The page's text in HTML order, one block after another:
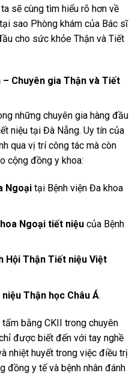
sẽ cùng tìm hiểu rõ hơn về
sao Phòng khám của Bác sĩ
cho sức khỏe Thận và Tiết
– Chuyên gia Thận và Tiết
những chuyên gia hàng đầu
niệu tại Đà Nẵng. Uy tín của
qua vị trí công tác mà còn
cộng đồng y khoa:
Ngoạitại Bệnh viện Đa khoa
Ngoại tiết niệucủa Bệnh
Hội Thận Tiết niệu Việt
Thận học Châu Á.
bằng CKII trong chuyên
được biết đến với tay nghề
nhiệt huyết trong việc điều trị
đồng y tế và bệnh nhân đánh